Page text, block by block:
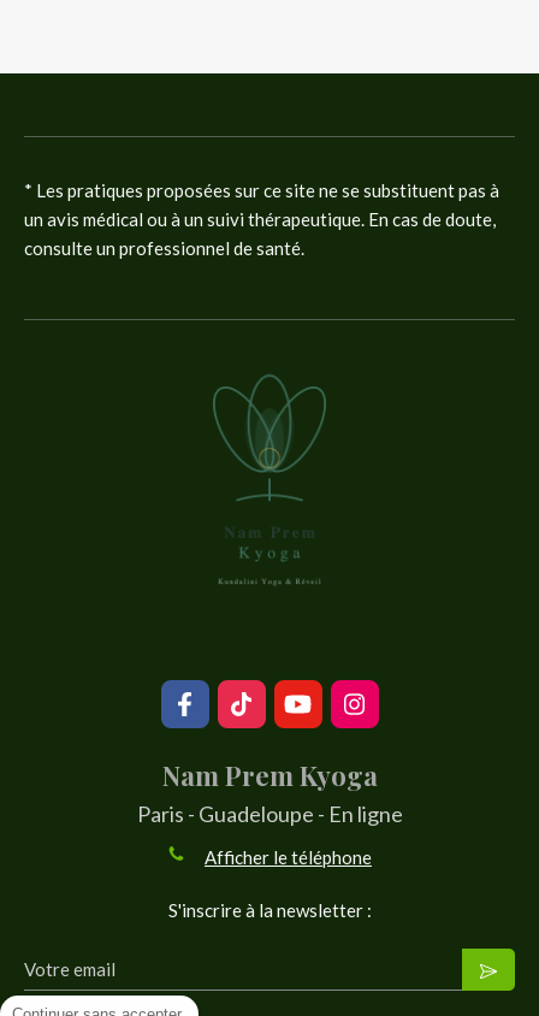
* Les pratiques proposées sur ce site ne se substituent pas à
un avis médical ou à un suivi thérapeutique. En cas de doute,
consulte un professionnel de santé.
Nam Prem Kyoga
Paris - Guadeloupe - En ligne
Afficher le téléphone
S'inscrire à la newsletter :
Votre email